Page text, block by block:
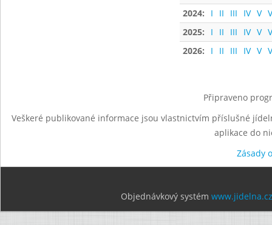
2024:
I II III IV V
2025:
I II III IV V
2026:
I II III IV V
Připraveno
Veškeré publikované informace jsou vlastnictvím příslušné
aplikace do
Zásady
Objednávkový systém www.jidelna.cz